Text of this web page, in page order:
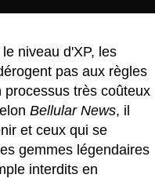
niveau d'XP, les
pas aux règles
très coûteux
Bellular News, il
et ceux qui se
gemmes légendaires
interdits en